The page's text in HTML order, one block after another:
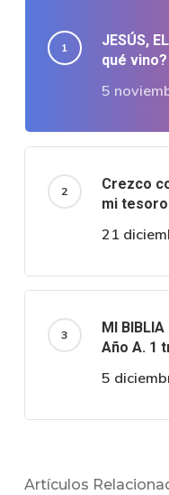
JESÚS,
qué vino?
5
Crezco
mi
21
MI
Año A. 1
5
Artículos